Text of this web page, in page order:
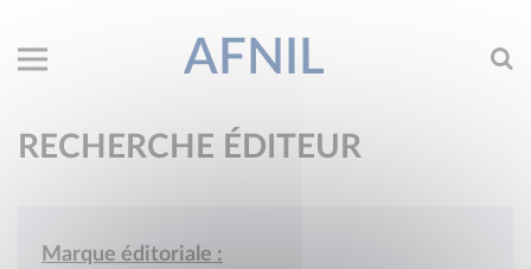
AFNIL
RECHERCHE ÉDITEUR
Marque éditoriale :